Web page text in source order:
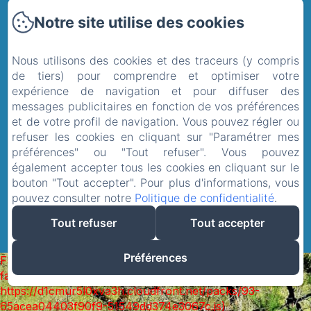
Le domaine
Contact
Politique de confidentialité
Informations légales
Informations sur les cookies
EN
FR ES NL
Failed to load BookingEngine/index: Loading chunk 93
failed. (missing:
https://d1cmur5l0xva3h.cloudfront.net/packs/93-
65acea04403f90f9-51549dd374e3067c.js)
Notre site utilise des cookies
Nous utilisons des cookies et des traceurs (y compris
de tiers) pour comprendre et optimiser votre
expérience de navigation et pour diffuser des
messages publicitaires en fonction de vos préférences
et de votre profil de navigation. Vous pouvez régler ou
refuser les cookies en cliquant sur "Paramétrer mes
préférences" ou "Tout refuser". Vous pouvez
également accepter tous les cookies en cliquant sur le
bouton "Tout accepter". Pour plus d'informations, vous
pouvez consulter notre Politique de confidentialité.
Tout refuser
Tout accepter
Préférences